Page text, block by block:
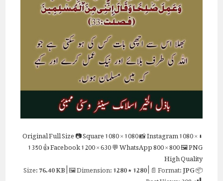
⬇ Original
Full Size📷 Square1080 × 1080📸 Instagram1080 ×
1350👍 Facebook1200 × 630💬 WhatsApp800 × 800🖼 PNG
High Quality
📦 Size:
76.40 KB| 🖼 Dimension:1280 × 1280| 📄 Format:JPG